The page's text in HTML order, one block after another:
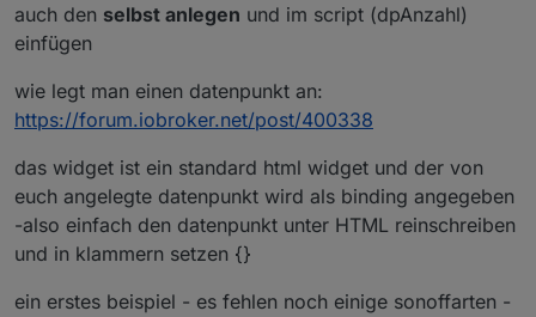
auch den selbst anlegen und im script (dpAnzahl)
einfügen
wie legt man einen datenpunkt an:
https://forum.iobroker.net/post/400338
das widget ist ein standard html widget und der von
euch angelegte datenpunkt wird als binding angegeben
-also einfach den datenpunkt unter HTML reinschreiben
und in klammern setzen {}
ein erstes beispiel - es fehlen noch einige sonoffarten -